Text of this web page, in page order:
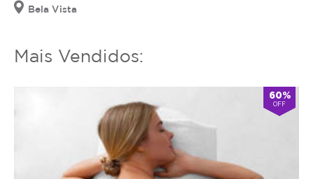
Bela Vista
Mais Vendidos:
60%
OFF